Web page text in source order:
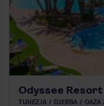
Odyssee Resort
TUNEZJA DJERBA OAZA